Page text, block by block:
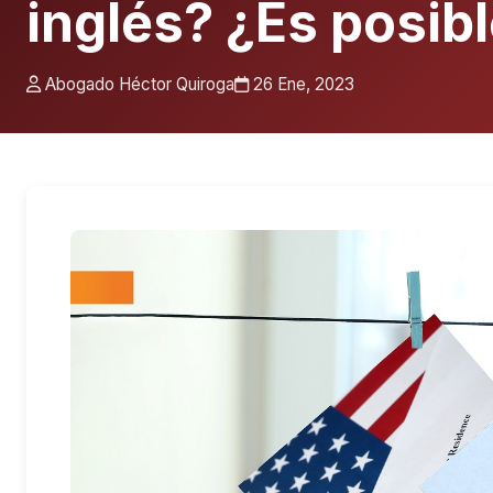
inglés? ¿Es
Abogado Héctor Quiroga 26 Ene, 2023